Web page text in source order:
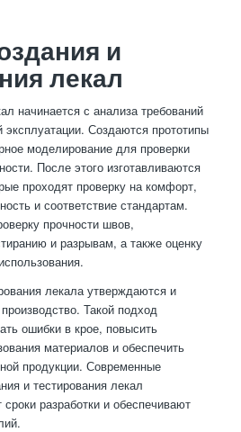
и
лекал
начинается с анализа требований
Создаются прототипы
моделирование для проверки
После этого изготавливаются
проходят проверку на комфорт,
и соответствие стандартам.
прочности швов,
и разрывам, а также оценку
лекала утверждаются и
Такой подход
ошибки в крое, повысить
материалов и обеспечить
продукции. Современные
и тестирования лекал
разработки и обеспечивают